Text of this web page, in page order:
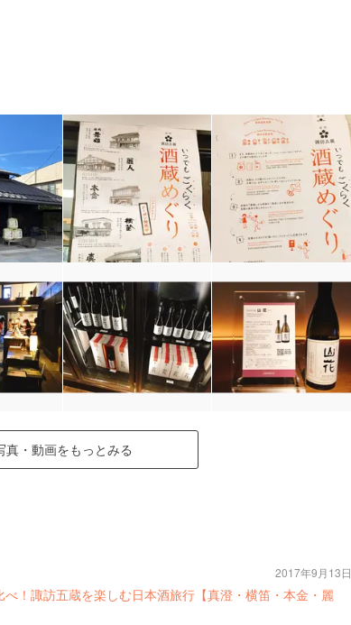
真・動画をもっとみる
！諏訪五蔵を楽しむ日本酒旅行【真澄・横笛・本金・麗
2017年9月13日